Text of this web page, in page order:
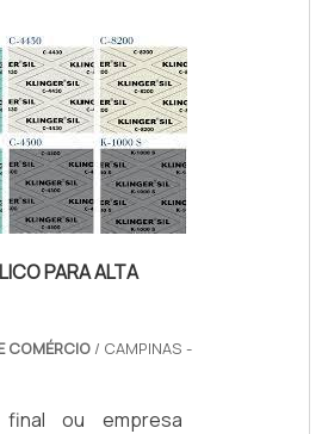
os colaboradores
excelente custo-
técnica
POUCO MAIS
DE TEFLON
PARA ALTA
COMÉRCIO / CAMPINAS -
ou empresa